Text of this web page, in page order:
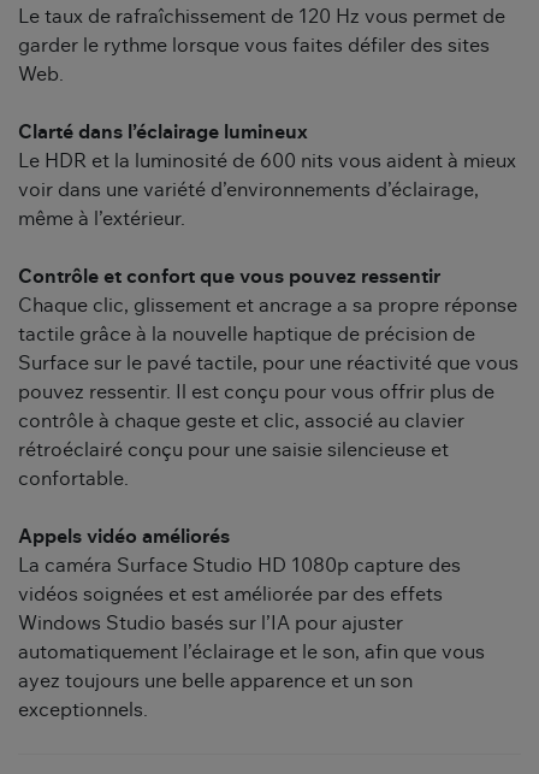
Le taux de rafraîchissement de 120 Hz vous permet de
garder le rythme lorsque vous faites défiler des sites
Web.
Clarté dans l’éclairage lumineux
Le HDR et la luminosité de 600 nits vous aident à mieux
voir dans une variété d’environnements d’éclairage,
même à l’extérieur.
Contrôle et confort que vous pouvez ressentir
Chaque clic, glissement et ancrage a sa propre réponse
tactile grâce à la nouvelle haptique de précision de
Surface sur le pavé tactile, pour une réactivité que vous
pouvez ressentir. Il est conçu pour vous offrir plus de
contrôle à chaque geste et clic, associé au clavier
rétroéclairé conçu pour une saisie silencieuse et
confortable.
Appels vidéo améliorés
La caméra Surface Studio HD 1080p capture des
vidéos soignées et est améliorée par des effets
Windows Studio basés sur l’IA pour ajuster
automatiquement l’éclairage et le son, afin que vous
ayez toujours une belle apparence et un son
exceptionnels.